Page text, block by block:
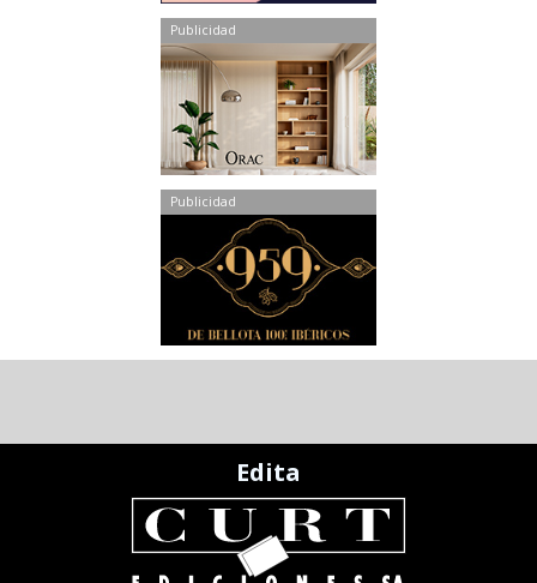
Publicidad
Publicidad
Edita